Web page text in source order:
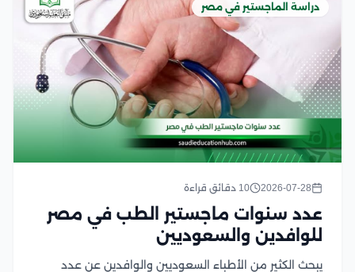
دراسة الماجستير في مصر
2026-07-28 10 دقائق قراءة
عدد سنوات ماجستير الطب في مصر
للوافدين والسعوديين
يبحث الكثير من الأطباء السعوديين والوافدين عن عدد